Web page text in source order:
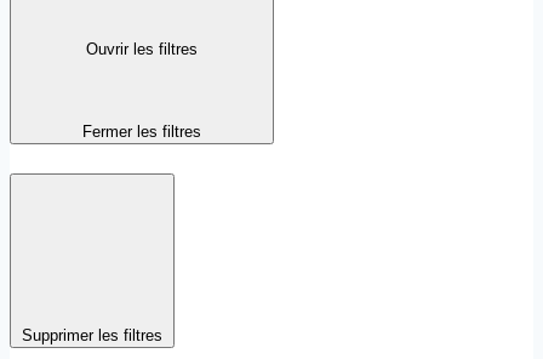
Ouvrir les filtres
Fermer les filtres
Supprimer les filtres